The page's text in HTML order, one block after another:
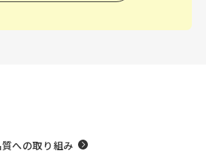
質への取り組み